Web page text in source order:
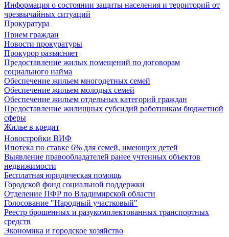
Информация о состоянии защиты населения и территорий от
чрезвычайных ситуаций
Прокуратура
Прием граждан
Новости прокуратуры
Прокурор разъясняет
Предоставление жилых помещений по договорам
социального найма
Обеспечение жильем многодетных семей
Обеспечение жильем молодых семей
Обеспечение жильем отдельных категорий граждан
Предоставление жилищных субсидий работникам бюджетной
сферы
Жилье в кредит
Новостройки ВИФ
Ипотека по ставке 6% для семей, имеющих детей
Выявление правообладателей ранее учтенных объектов
недвижимости
Бесплатная юридическая помощь
Городской фонд социальной поддержки
Отделение ПФР по Владимирской области
Голосование "Народный участковый"
Реестр брошенных и разукомплектованных транспортных
средств
Экономика и городское хозяйство